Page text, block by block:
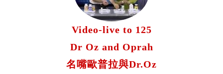
Video-live to 125
Dr Oz and Oprah
名嘴歐普拉與Dr.Oz